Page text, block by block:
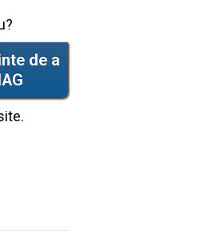
de a